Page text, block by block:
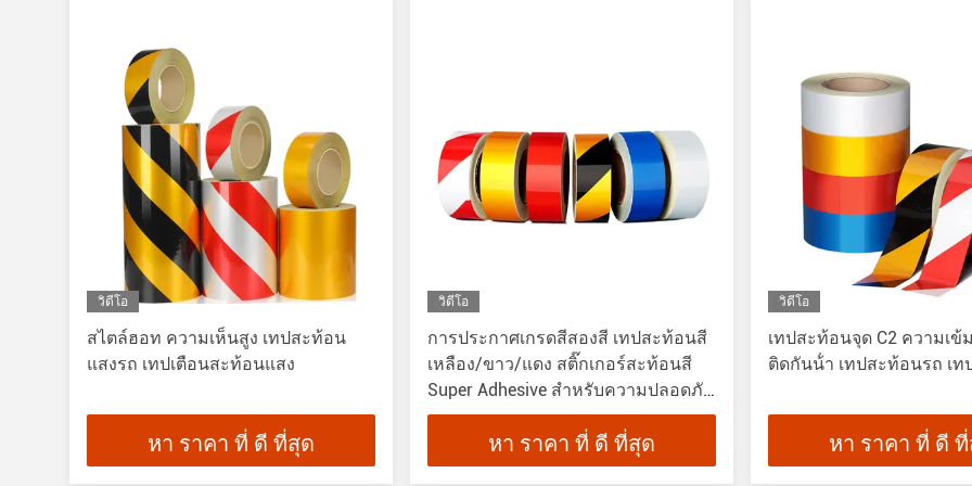
วิดีโอ
สไตล์ฮอท ความเห็นสูง เทปสะท้อน
แสงรถ เทปเตือนสะท้อนแสง
หา ราคา ที่ ดี ที่สุด
วิดีโอ
การประกาศเกรดสีสองสี เทปสะท้อนสี
เหลือง/ขาว/แดง สติ๊กเกอร์สะท้อนสี
Super Adhesive สําหรับความปลอดภัย
ทางถนน
หา ราคา ที่ ดี ที่สุด
วิดีโอ
เทปสะท้อนจุด C2 ความเข้
ติดกันน้ํา เทปสะท้อนรถ เ
หา ราคา ที่ ดี